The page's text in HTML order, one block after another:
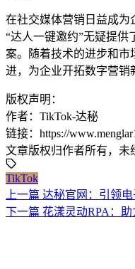
在社交媒体营销日益成为
“达人一键邀约”无疑提供
案。随着技术的进步和市
进，为企业开拓数字营销
版权声明：
作者：TikTok-达秘
链接：https://
文章版权归作者所有，未
TikTok
上一篇 达秘官网：引领
下一篇 花漾灵动RPA：